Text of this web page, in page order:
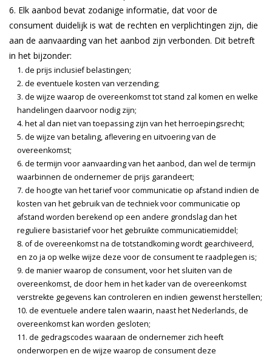
Elk aanbod bevat zodanige informatie, dat voor de
consument duidelijk is wat de rechten en verplichtingen zijn, die
aan de aanvaarding van het aanbod zijn verbonden. Dit betreft
in het bijzonder:
de prijs inclusief belastingen;
de eventuele kosten van verzending;
de wijze waarop de overeenkomst tot stand zal komen en welke
handelingen daarvoor nodig zijn;
het al dan niet van toepassing zijn van het herroepingsrecht;
de wijze van betaling, aflevering en uitvoering van de
overeenkomst;
de termijn voor aanvaarding van het aanbod, dan wel de termijn
waarbinnen de ondernemer de prijs garandeert;
de hoogte van het tarief voor communicatie op afstand indien de
kosten van het gebruik van de techniek voor communicatie op
afstand worden berekend op een andere grondslag dan het
reguliere basistarief voor het gebruikte communicatiemiddel;
of de overeenkomst na de totstandkoming wordt gearchiveerd,
en zo ja op welke wijze deze voor de consument te raadplegen is;
de manier waarop de consument, voor het sluiten van de
overeenkomst, de door hem in het kader van de overeenkomst
verstrekte gegevens kan controleren en indien gewenst herstellen;
de eventuele andere talen waarin, naast het Nederlands, de
overeenkomst kan worden gesloten;
de gedragscodes waaraan de ondernemer zich heeft
onderworpen en de wijze waarop de consument deze